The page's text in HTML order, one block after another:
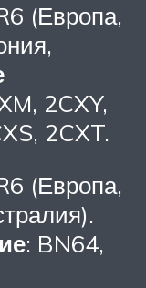
(Европа,
2CXY,
2CXT.
(Европа,
: BN64,